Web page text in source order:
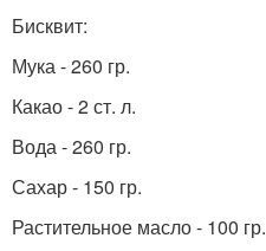
Бисквит:
Мука - 260 гр.
Какао - 2 ст. л.
Вода - 260 гр.
Сахар - 150 гр.
Растительное масло - 100 гр.